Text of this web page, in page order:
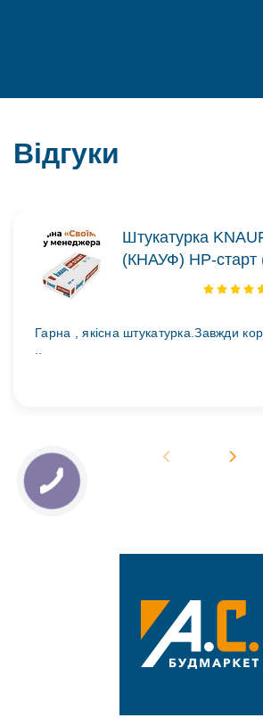
Відгуки
Штукатурка
(КНАУФ) НР-старт
Гарна , якісна штукатурка.Завжди
..